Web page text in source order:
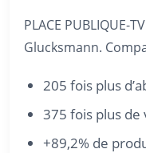
PLACE PUBLIQUE-
Glucksmann.
205 fois plus
375 fois plus de
+89,2% de